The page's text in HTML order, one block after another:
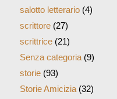
salotto letterario(4)
scrittore(27)
scrittrice(21)
Senza categoria(9)
storie(93)
Storie Amicizia(32)